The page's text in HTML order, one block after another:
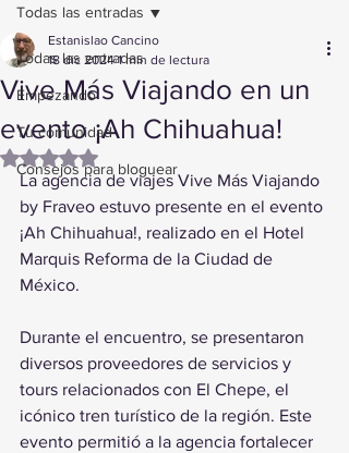
Todas las entradas
Empezando
Tu comunidad
Consejos para bloguear
Todas las entradas
Vive Más Viajando en un
evento ¡Ah Chihuahua!
Estanislao Cancino
18 dic 2024 1 min de lectura
Obtuvo NaN de 5 estrellas.
La agencia de viajes Vive Más Viajando
by Fraveo estuvo presente en el evento
¡Ah Chihuahua!, realizado en el Hotel
Marquis Reforma de la Ciudad de
México.
Durante el encuentro, se presentaron
diversos proveedores de servicios y
tours relacionados con El Chepe, el
icónico tren turístico de la región. Este
evento permitió a la agencia fortalecer